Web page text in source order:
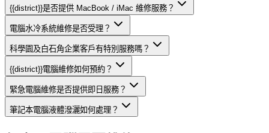
{{district}}是否提供 MacBook / iMac 維修服務？
電腦水冷系統維修是否受理？
科學園及白石角企業客戶有特別服務嗎？
{{district}}電腦維修如何預約？
緊急電腦維修是否提供即日服務？
筆記本電腦液體潑灑如何處理？